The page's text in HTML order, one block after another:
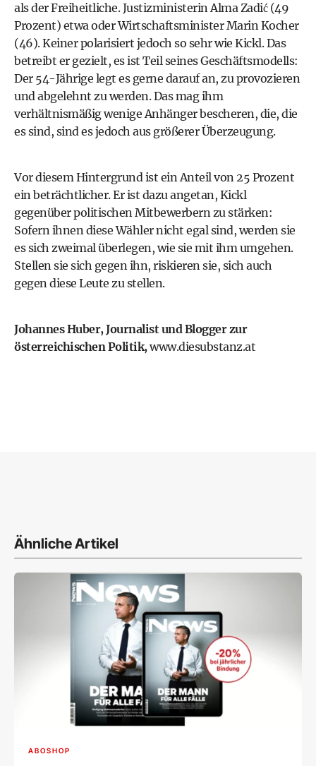
als der Freiheitliche. JustizministerinAlma Zadić(49
Prozent) etwa oder WirtschaftsministerMarin Kocher
(46). Keiner polarisiert jedoch so sehr wie Kickl. Das
betreibt er gezielt, es ist Teil seines Geschäftsmodells:
Der 54-Jährige legt es gerne darauf an, zu provozieren
und abgelehnt zu werden. Das mag ihm
verhältnismäßig wenige Anhänger bescheren, die, die
es sind, sind es jedoch aus größerer Überzeugung.
Vor diesem Hintergrund ist ein Anteil von 25 Prozent
ein beträchtlicher. Er ist dazu angetan, Kickl
gegenüber politischen Mitbewerbern zu stärken:
Sofern ihnen diese Wähler nicht egal sind, werden sie
es sich zweimal überlegen, wie sie mit ihm umgehen.
Stellen sie sich gegen ihn, riskieren sie, sich auch
gegen diese Leute zu stellen.
Johannes Huber, Journalist und Blogger zur
österreichischen Politik,www.diesubstanz.at
Ähnliche Artikel
ABOSHOP